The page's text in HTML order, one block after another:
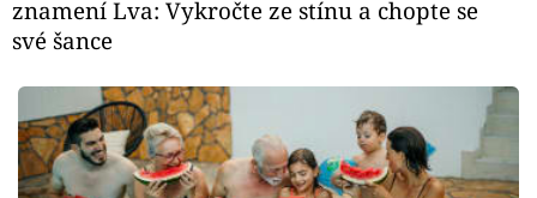
znamení Lva: Vykročte ze stínu a chopte se
své šance